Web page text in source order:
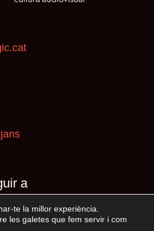
a
te la millor experiència.
les galetes que fem servir i com